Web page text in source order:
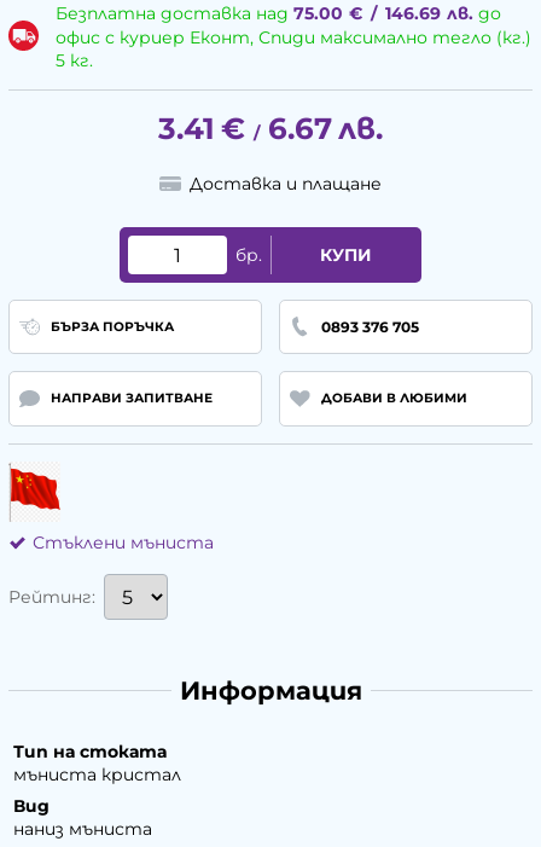
Безплатна доставка над 75.00 € / 146.69 лв.до
офис с куриер Еконт, Спиди максимално тегло (кг.)
5 кг.
3.41 € / 6.67лв.
Доставка и плащане
бр. КУПИ
БЪРЗА ПОРЪЧКА 0893 376 705
НАПРАВИ ЗАПИТВАНЕ ДОБАВИ В ЛЮБИМИ
Стъклени мъниста
Рейтинг:
Информация
Тип на стоката
мъниста кристал
Вид
наниз мъниста